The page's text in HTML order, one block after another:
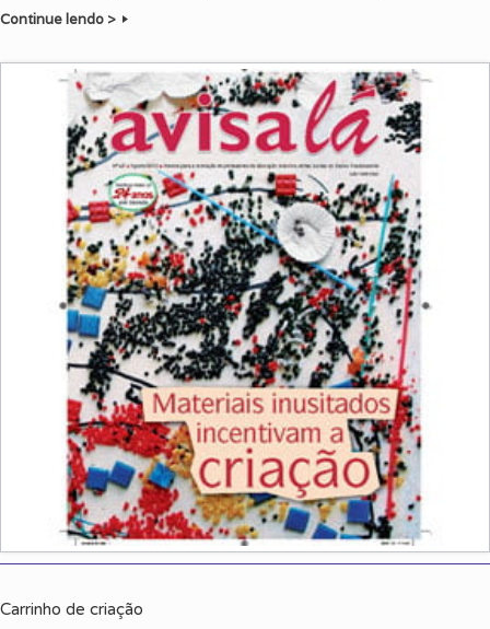
Continue lendo >
Carrinho de criação